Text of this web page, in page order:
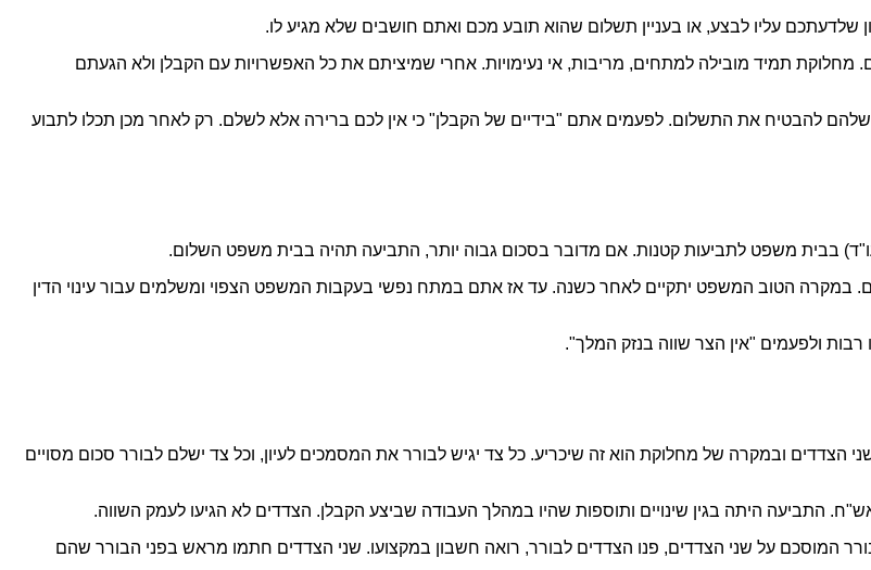
עליו לבצע, או בעניין תשלום שהוא תובע מכם ואתם חושבים שלא מגיע לו.
תמיד מובילה למתחים, מריבות, אי נעימויות. אחרי שמיציתם את כל האפשרויות עם הקבלן ולא הגעתם
להבטיח את התשלום. לפעמים אתם "בידיים של הקבלן" כי אין לכם ברירה אלא לשלם. רק לאחר מכן תכלו לתבוע
במקרה הטוב המשפט יתקיים לאחר כשנה. עד אז אתם במתח נפשי בעקבות המשפט הצפוי ומשלמים עבור עינוי הדין
ולפעמים "אין הצר שווה בנזק המלך".
ובמקרה של מחלוקת הוא זה שיכריע. כל צד יגיש לבורר את המסמכים לעיון, וכל צד ישלם לבורר סכום מסויים
המוסכם על שני הצדדים, פנו הצדדים לבורר, רואה חשבון במקצועו. שני הצדדים חתמו מראש בפני הבורר שהם